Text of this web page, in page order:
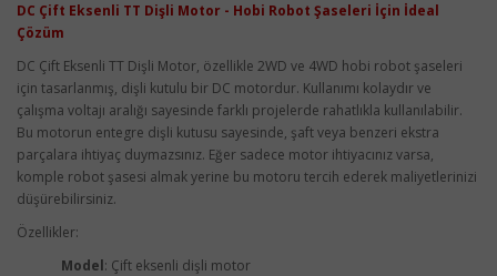
DC Çift Eksenli TT Dişli Motor - Hobi Robot Şaseleri İçin İdeal
Çözüm
DC Çift Eksenli TT Dişli Motor, özellikle 2WD ve 4WD hobi robot şaseleri
için tasarlanmış, dişli kutulu bir DC motordur. Kullanımı kolaydır ve
çalışma voltajı aralığı sayesinde farklı projelerde rahatlıkla kullanılabilir.
Bu motorun entegre dişli kutusu sayesinde, şaft veya benzeri ekstra
parçalara ihtiyaç duymazsınız. Eğer sadece motor ihtiyacınız varsa,
komple robot şasesi almak yerine bu motoru tercih ederek maliyetlerinizi
düşürebilirsiniz.
Özellikler:
Model: Çift eksenli dişli motor